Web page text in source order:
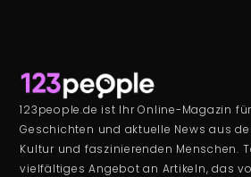
123people.de ist Ihr Online-Magazin
Geschichten und aktuelle News aus
Kultur und faszinierenden Menschen.
vielfältiges Angebot an Artikeln, das